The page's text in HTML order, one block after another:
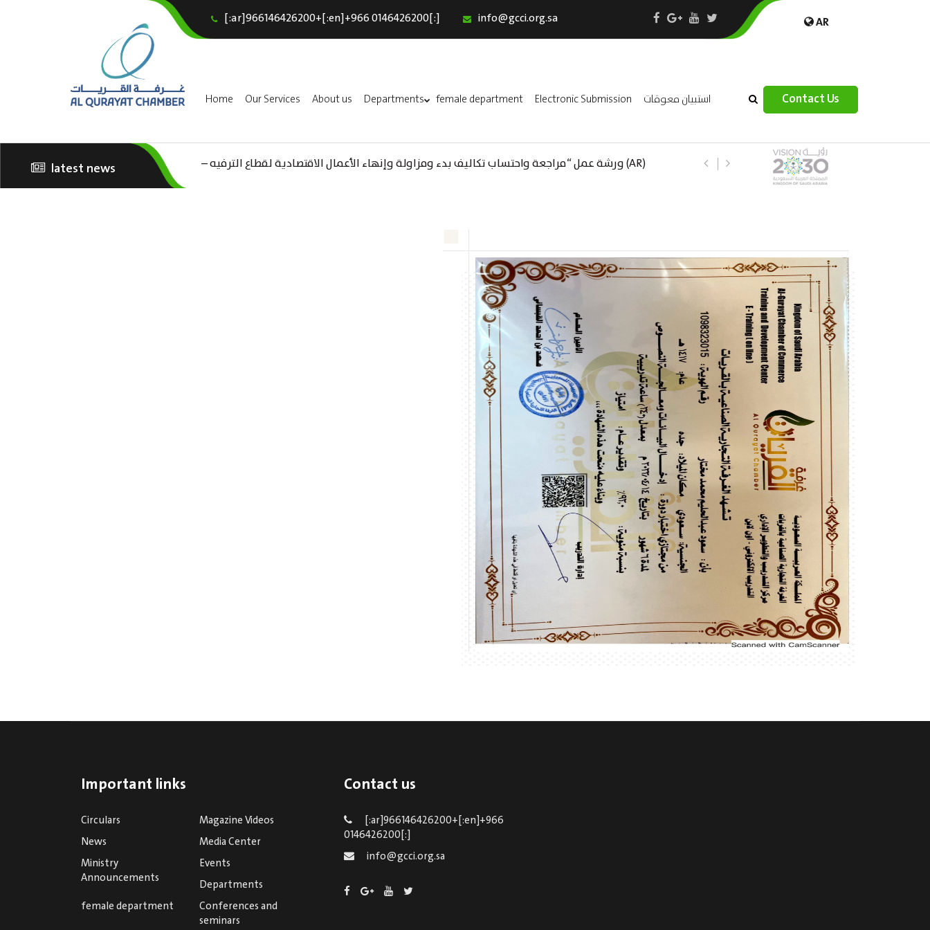
[:ar]966146426200+[:en]+966 0146426200[:] info@gcci.org.sa AR
Home Our Services About us Departments female department Electronic Submission استبيان معوقات Contact Us
Home
About us
female department
Electronic Submission
latest news
(AR) ورشة عمل “مراجعة واحتساب تكاليف بدء ومزاولة وإنهاء الأعمال الاقتصادية لقطاع الترفيه –
Important links
Circulars
Magazine Videos
News
Media Center
Ministry
Announcements
Events
Departments
female department
Conferences and
seminars
Contact us
[:ar]966146426200+[:en]+966
0146426200[:]
info@gcci.org.sa